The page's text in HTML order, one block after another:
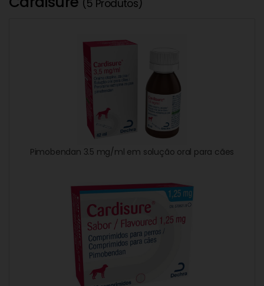
(5 Produtos)
Pimobendan 3.5 mg/ml em solução oral para cães